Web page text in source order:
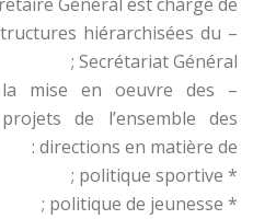
hiérarchisées du
Secrétariat Général ;
mise en oeuvre des
de l’ensemble des
directions en matière de :
* politique sportive ;
* politique de jeunesse ;